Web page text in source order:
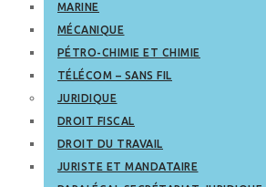
MARINE
MÉCANIQUE
PÉTRO-CHIMIE ET CHIMIE
TÉLÉCOM – SANS FIL
JURIDIQUE
DROIT FISCAL
DROIT DU TRAVAIL
JURISTE ET MANDATAIRE